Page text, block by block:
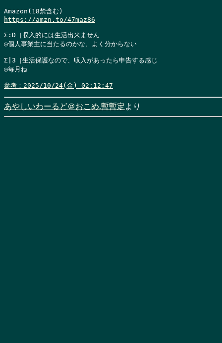
https://amzn.to/47maz86
Σ:D［収入的には生活出来ません
◎個人事業主に当たるのかな、よく分からない
Σ|3［生活保護なので、収入があったら申告する感じ
◎毎月ね
参考：2025/10/24(金) 02:12:47
あやしいわーるど＠おこめ.暫暫定より